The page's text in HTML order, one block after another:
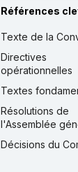
Références
Texte de la
Directives
opérationnelles
Textes
Résolutions de
l'Assemblée
Décisions du